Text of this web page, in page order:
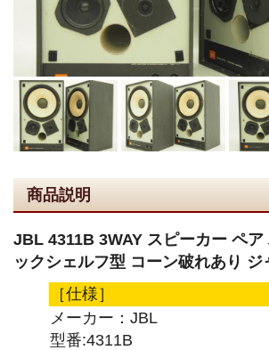
商品説明
JBL 4311B 3WAY スピーカー ペ
ックシェルフ型 コーン破れあり ジ
［仕様］
メーカー：JBL
型番:4311B